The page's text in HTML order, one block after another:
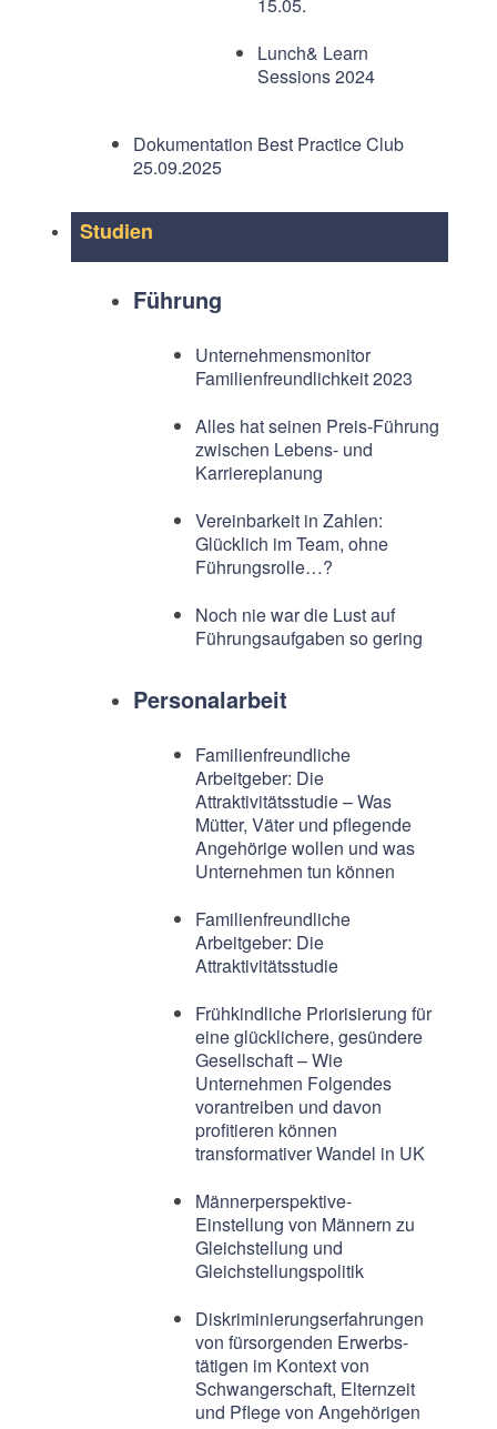
Lunch& Learn
Sessions 2024
Dokumentation Best Practice Club
25.09.2025
Studien
Führung
Unternehmensmonitor
Familienfreundlichkeit 2023
Alles hat seinen Preis-Führung
zwischen Lebens- und
Karriereplanung
Vereinbarkeit in Zahlen:
Glücklich im Team, ohne
Führungsrolle…?
Noch nie war die Lust auf
Führungsaufgaben so gering
Personalarbeit
Familienfreundliche
Arbeitgeber: Die
Attraktivitätsstudie – Was
Mütter, Väter und pflegende
Angehörige wollen und was
Unternehmen tun können
Familienfreundliche
Arbeitgeber: Die
Attraktivitätsstudie
Frühkindliche Priorisierung für
eine glücklichere, gesündere
Gesellschaft – Wie
Unternehmen Folgendes
vorantreiben und davon
profitieren können
transformativer Wandel in UK
Männerperspektive-
Einstellung von Männern zu
Gleichstellung und
Gleichstellungspolitik
Diskriminierungserfahrungen
von fürsorgenden Erwerbs-
tätigen im Kontext von
Schwangerschaft, Elternzeit
und Pflege von Angehörigen